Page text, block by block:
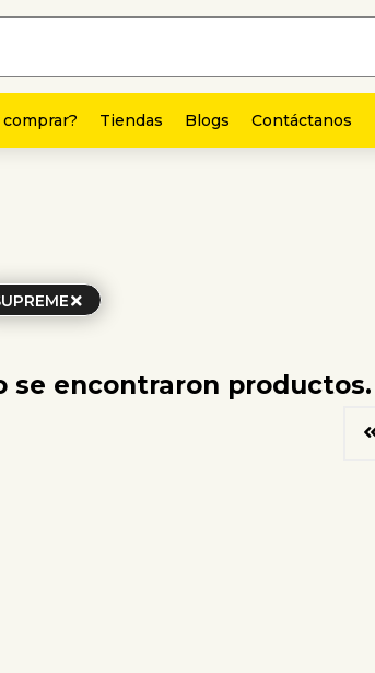
comprar? Tiendas Blogs Contáctanos
se encontraron productos.